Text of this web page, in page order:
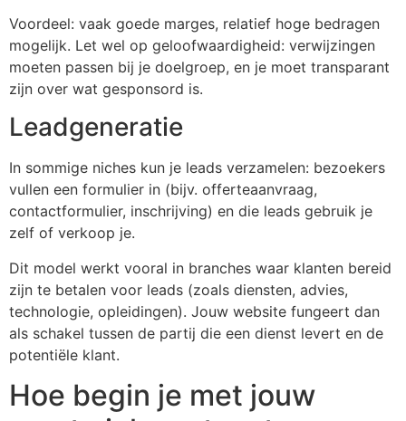
Voordeel: vaak goede marges, relatief hoge bedragen
mogelijk. Let wel op geloofwaardigheid: verwijzingen
moeten passen bij je doelgroep, en je moet transparant
zijn over wat gesponsord is.
Leadgeneratie
In sommige niches kun je leads verzamelen: bezoekers
vullen een formulier in (bijv. offerteaanvraag,
contactformulier, inschrijving) en die leads gebruik je
zelf of verkoop je.
Dit model werkt vooral in branches waar klanten bereid
zijn te betalen voor leads (zoals diensten, advies,
technologie, opleidingen). Jouw website fungeert dan
als schakel tussen de partij die een dienst levert en de
potentiële klant.
Hoe begin je met jouw